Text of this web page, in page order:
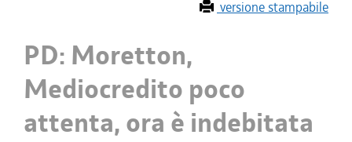
versione stampabile
PD: Moretton,
Mediocredito poco
attenta, ora è indebitata